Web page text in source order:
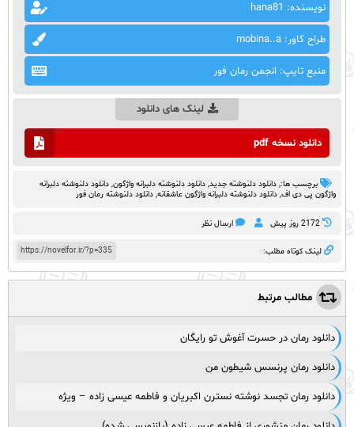
نویسنده: hana81
طراح کاور: mobina..a
منبع تایپ: انجمن رمان فور
لینک های دانلود
دانلود نسخه pdf
برچسب ها:, دانلود دلنوشته جدید, دانلود دلنوشته دلبرانه واژگون, دانلود دلنوشته دلبرانه
واژگون پی دی اف, دانلود دلنوشته دلبرانه واژگون عاشقانه, دانلود دلنوشته رمان فور
2172 روز پيش ارسال نظر
https://novelfor.ir/?p=335 لینک کوتاه مطلب:
مطالب مرتبط
دانلود رمان در حسرت آغوش تو رایگان
دانلود رمان پرنسس شیطون من
دانلود رمان تجسد نوشته نسترن اکبریان و فاطمه عیسی زاده – ویژه